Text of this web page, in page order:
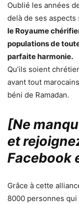
Oublié les années
delà de ses
le Royaume
populations de
parfaite harmonie.
Qu’ils soient
avant tout
béni de Ramadan.
[Ne
et
Facebook
Grâce à cette
8000 personnes